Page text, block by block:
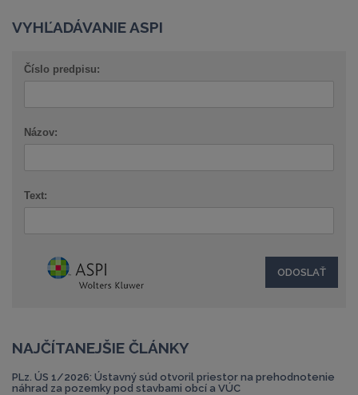
VYHĽADÁVANIE ASPI
Číslo predpisu:
Názov:
Text:
NAJČÍTANEJŠIE ČLÁNKY
PLz. ÚS 1/2026: Ústavný súd otvoril priestor na prehodnotenie
náhrad za pozemky pod stavbami obcí a VÚC